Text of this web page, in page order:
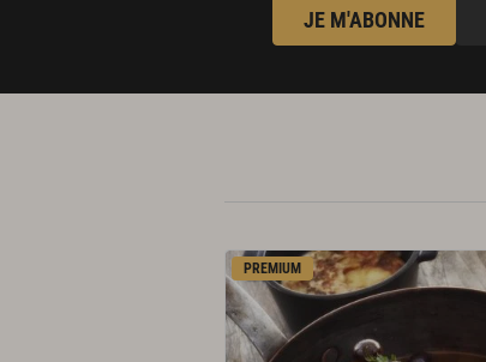
15 cl de fond blanc de volaille
JE M'ABONNE
PREMIUM